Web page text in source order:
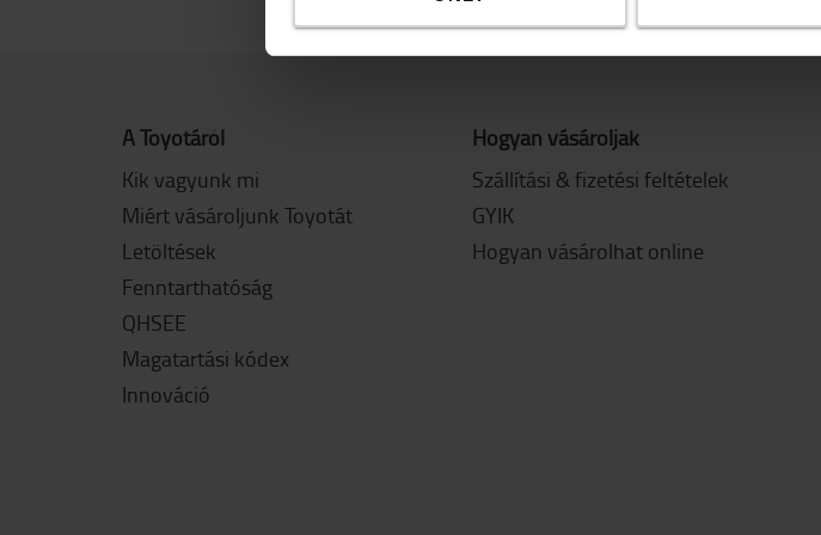
A Toyotáról
Kik vagyunk mi
Miért vásároljunk Toyotát
Letöltések
Fenntarthatóság
QHSEE
Magatartási kódex
Innováció
Hogyan vásároljak
Szállítási & fizetési feltételek
GYIK
Hogyan vásárolhat online